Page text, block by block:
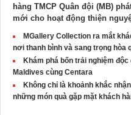
hàng TMCP Quân đội (MB)
mới cho hoạt động thiện
MGallery Collection ra mắt
nơi thanh bình và sang trọng hòa
Khám phá bốn trải nghiệm
Maldives cùng Centara
Không chỉ là khoảnh khắc
những món quà gặp mặt khách